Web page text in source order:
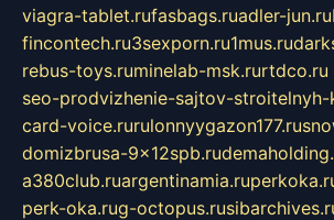
viagra-tablet.rufasbags.ruadler-jun.ru
fincontech.ru3sexporn.ru1mus.ru
rebus-toys.ruminelab-msk.rurtdco.ru
seo-prodvizhenie-sajtov-stroitelnyh-
card-voice.rurulonnyygazon177.ru
domizbrusa-9x12spb.ru
a380club.ruargentinamia.ru
perk-oka.rug-octopus.ru